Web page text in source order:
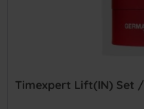
Timexpert Lift(IN) Set /